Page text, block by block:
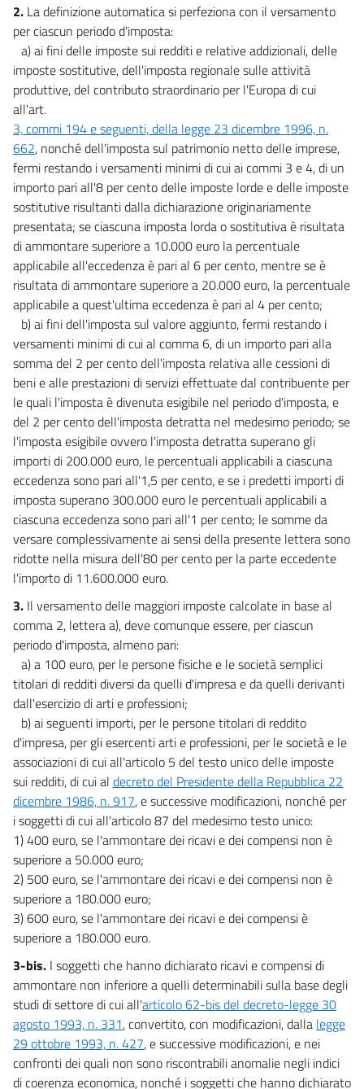
21
22
TITOLO III
DISPOSIZIONI IN MATERIA DI SPESA
CAPO I
SPESE DELLE AMMINISTRAZIONI PUBBLICHE
23
24
25
26
27
28
29
30
31
32
CAPO II
ONERI DI PERSONALE
33
34
35
36
37
CAPO III
INTERVENTI IN MATERIA PREVIDENZIALE E SOCIALE
38
39
40
41
42
43
44
45
46
47
48
49
50
51
CAPO IV
INTERVENTI NEL SETTORE SANITARIO
52
53
54
55
2. La definizione automatica si perfeziona con il versamento
per ciascun periodo d'imposta:
a) ai fini delle imposte sui redditi e relative addizionali, delle
imposte sostitutive, dell'imposta regionale sulle attività
produttive, del contributo straordinario per l'Europa di cui
all'art.
3, commi 194 e seguenti, della legge 23 dicembre 1996, n.
662, nonché dell'imposta sul patrimonio netto delle imprese,
fermi restando i versamenti minimi di cui ai commi 3 e 4, di un
importo pari all'8 per cento delle imposte lorde e delle imposte
sostitutive risultanti dalla dichiarazione originariamente
presentata; se ciascuna imposta lorda o sostitutiva è risultata
di ammontare superiore a 10.000 euro la percentuale
applicabile all'eccedenza è pari al 6 per cento, mentre se è
risultata di ammontare superiore a 20.000 euro, la percentuale
applicabile a quest'ultima eccedenza è pari al 4 per cento;
b) ai fini dell'imposta sul valore aggiunto, fermi restando i
versamenti minimi di cui al comma 6, di un importo pari alla
somma del 2 per cento dell'imposta relativa alle cessioni di
beni e alle prestazioni di servizi effettuate dal contribuente per
le quali l'imposta è divenuta esigibile nel periodo d'imposta, e
del 2 per cento dell'imposta detratta nel medesimo periodo; se
l'imposta esigibile ovvero l'imposta detratta superano gli
importi di 200.000 euro, le percentuali applicabili a ciascuna
eccedenza sono pari all'1,5 per cento, e se i predetti importi di
imposta superano 300.000 euro le percentuali applicabili a
ciascuna eccedenza sono pari all'1 per cento; le somme da
versare complessivamente ai sensi della presente lettera sono
ridotte nella misura dell'80 per cento per la parte eccedente
l'importo di 11.600.000 euro.
3. Il versamento delle maggiori imposte calcolate in base al
comma 2, lettera a), deve comunque essere, per ciascun
periodo d'imposta, almeno pari:
a) a 100 euro, per le persone fisiche e le società semplici
titolari di redditi diversi da quelli d'impresa e da quelli derivanti
dall'esercizio di arti e professioni;
b) ai seguenti importi, per le persone titolari di reddito
d'impresa, per gli esercenti arti e professioni, per le società e le
associazioni di cui all'articolo 5 del testo unico delle imposte
sui redditi, di cui al decreto del Presidente della Repubblica 22
dicembre 1986, n. 917, e successive modificazioni, nonché per
i soggetti di cui all'articolo 87 del medesimo testo unico:
1) 400 euro, se l'ammontare dei ricavi e dei compensi non è
superiore a 50.000 euro;
2) 500 euro, se l'ammontare dei ricavi e dei compensi non è
superiore a 180.000 euro;
3) 600 euro, se l'ammontare dei ricavi e dei compensi è
superiore a 180.000 euro.
3-bis. I soggetti che hanno dichiarato ricavi e compensi di
ammontare non inferiore a quelli determinabili sulla base degli
studi di settore di cui all'articolo 62-bis del decreto-legge 30
agosto 1993, n. 331, convertito, con modificazioni, dalla legge
29 ottobre 1993, n. 427, e successive modificazioni, e nei
confronti dei quali non sono riscontrabili anomalie negli indici
di coerenza economica, nonché i soggetti che hanno dichiarato